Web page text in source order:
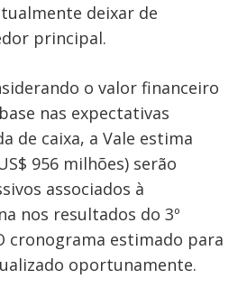
deixar de
principal.
o valor financeiro
nas expectativas
de caixa, a Vale estima
956 milhões) serão
associados à
nos resultados do 3º
cronograma estimado para
oportunamente.